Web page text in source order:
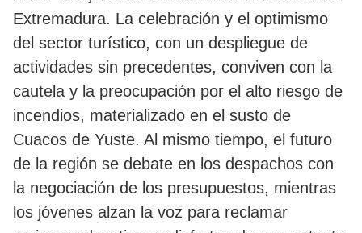
Extremadura. La celebración y el optimismo
del sector turístico, con un despliegue de
actividades sin precedentes, conviven con la
cautela y la preocupación por el alto riesgo de
incendios, materializado en el susto de
Cuacos de Yuste. Al mismo tiempo, el futuro
de la región se debate en los despachos con
la negociación de los presupuestos, mientras
los jóvenes alzan la voz para reclamar